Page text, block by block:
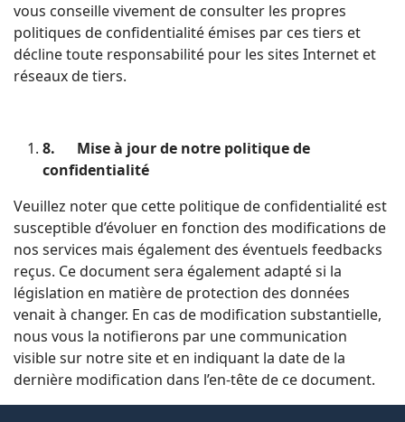
vous conseille vivement de consulter les propres
politiques de confidentialité émises par ces tiers et
décline toute responsabilité pour les sites Internet et
réseaux de tiers.
8. Mise à jour de notre politique de
confidentialité
Veuillez noter que cette politique de confidentialité est
susceptible d’évoluer en fonction des modifications de
nos services mais également des éventuels feedbacks
reçus. Ce document sera également adapté si la
législation en matière de protection des données
venait à changer. En cas de modification substantielle,
nous vous la notifierons par une communication
visible sur notre site et en indiquant la date de la
dernière modification dans l’en-tête de ce document.